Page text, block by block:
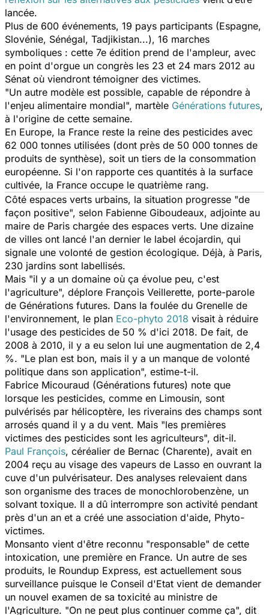
lancée.
Plus de 600 événements, 19 pays participants (Espagne,
Slovénie, Sénégal, Tadjikistan...), 16 marches
symboliques : cette 7e édition prend de l'ampleur, avec
en point d'orgue un congrès les 23 et 24 mars 2012 au
Sénat où viendront témoigner des victimes.
"Un autre modèle est possible, capable de répondre à
l'enjeu alimentaire mondial", martèle Générations futures,
à l'origine de cette semaine.
En Europe, la France reste la reine des pesticides avec
62 000 tonnes utilisées (dont près de 50 000 tonnes de
produits de synthèse), soit un tiers de la consommation
européenne. Si l'on rapporte ces quantités à la surface
cultivée, la France occupe le quatrième rang.
Côté espaces verts urbains, la situation progresse "de
façon positive", selon Fabienne Giboudeaux, adjointe au
maire de Paris chargée des espaces verts. Une dizaine
de villes ont lancé l'an dernier le label écojardin, qui
signale une volonté de gestion écologique. Déjà, à Paris,
230 jardins sont labellisés.
Mais "il y a un domaine où ça évolue peu, c'est
l'agriculture", déplore François Veillerette, porte-parole
de Générations futures. Dans la foulée du Grenelle de
l'environnement, le plan Eco-phyto 2018 visait à réduire
l'usage des pesticides de 50 % d'ici 2018. De fait, de
2008 à 2010, il y a eu selon lui une augmentation de 2,4
%. "Le plan est bon, mais il y a un manque de volonté
politique dans son application", estime-t-il.
Fabrice Micouraud (Générations futures) note que
lorsque les pesticides, comme en Limousin, sont
pulvérisés par hélicoptère, les riverains des champs sont
arrosés quand il y a du vent. Mais "les premières
victimes des pesticides sont les agriculteurs", dit-il.
Paul François, céréalier de Bernac (Charente), avait en
2004 reçu au visage des vapeurs de Lasso en ouvrant la
cuve d'un pulvérisateur. Des analyses relevaient dans
son organisme des traces de monochlorobenzène, un
solvant toxique. Il a dû interrompre son activité pendant
près d'un an et a créé une association d'aide, Phyto-
victimes.
Monsanto vient d'être reconnu "responsable" de cette
intoxication, une première en France. Un autre de ses
produits, le Roundup Express, est actuellement sous
surveillance puisque le Conseil d'Etat vient de demander
un nouvel examen de sa toxicité au ministre de
l'Agriculture. "On ne peut plus continuer comme ça", dit